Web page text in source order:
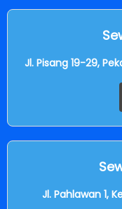
Jl. Pisang 19-29,
Jl. Pahlawan 1,